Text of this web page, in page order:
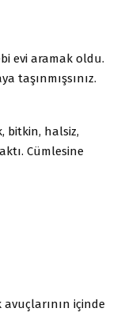
evi aramak oldu.
taşınmışsınız.
bitkin, halsiz,
Cümlesine
avuçlarının içinde